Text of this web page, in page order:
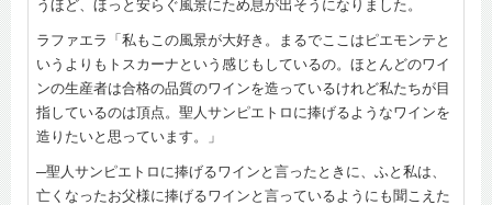
うほど、ほっと安らぐ風景にため息が出そうになりました。
ラファエラ「私もこの風景が大好き。まるでここはピエモンテと
いうよりもトスカーナという感じもしているの。ほとんどのワイ
ンの生産者は合格の品質のワインを造っているけれど私たちが目
指しているのは頂点。聖人サンピエトロに捧げるようなワインを
造りたいと思っています。」
─聖人サンピエトロに捧げるワインと言ったときに、ふと私は、
亡くなったお父様に捧げるワインと言っているようにも聞こえた